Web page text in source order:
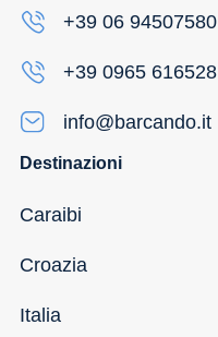
+39 06 94507580
+39 0965 616528
info@barcando.it
Destinazioni
Caraibi
Croazia
Italia